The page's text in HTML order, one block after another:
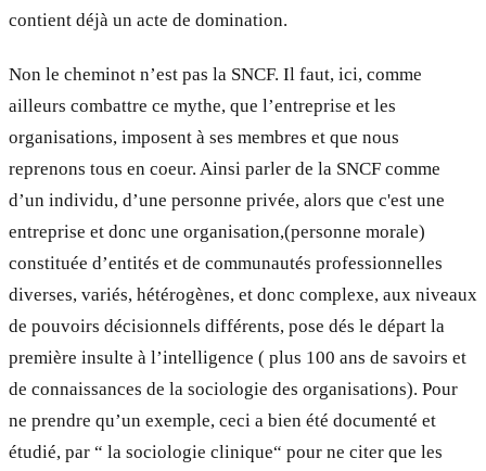
contient déjà un acte de domination.
Non le cheminot n’est pas la SNCF. Il faut, ici, comme
ailleurs combattre ce mythe, que l’entreprise et les
organisations, imposent à ses membres et que nous
reprenons tous en coeur. Ainsi parler de la SNCF comme
d’un individu, d’une personne privée, alors que c'est une
entreprise et donc une organisation,(personne morale)
constituée d’entités et de communautés professionnelles
diverses, variés, hétérogènes, et donc complexe, aux niveaux
de pouvoirs décisionnels différents, pose dés le départ la
première insulte à l’intelligence ( plus 100 ans de savoirs et
de connaissances de la sociologie des organisations). Pour
ne prendre qu’un exemple, ceci a bien été documenté et
étudié, par “ la sociologie clinique“ pour ne citer que les